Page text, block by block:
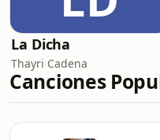
La Dicha
Thayri Cadena
Canciones